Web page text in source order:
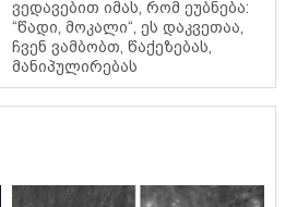
ვედავებით იმას, რომ ეუბნება:
“წადი, მოკალი“, ეს დაკვეთაა,
ჩვენ ვამბობთ, წაქეზებას,
მანიპულირებას